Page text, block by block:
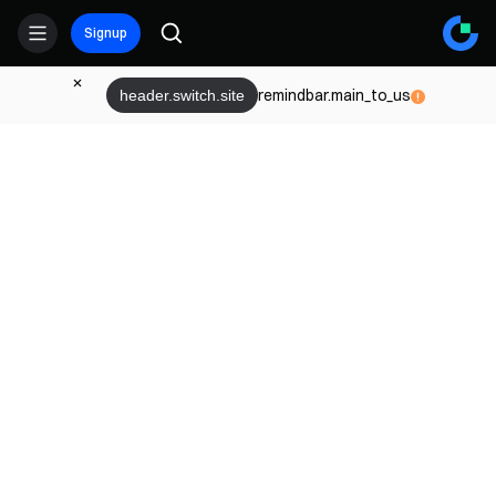
Signup
remindbar.main_to_us
header.switch.site